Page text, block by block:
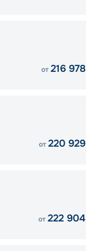
от 216 978
от 220 929
от 222 904